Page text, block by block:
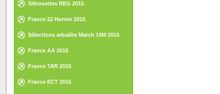
Silhouettes REG 2015
France 22 Hunter 2015
Sélections arbalète Match 10M 2015
France AA 2015
France TAR 2015
France ECT 2015